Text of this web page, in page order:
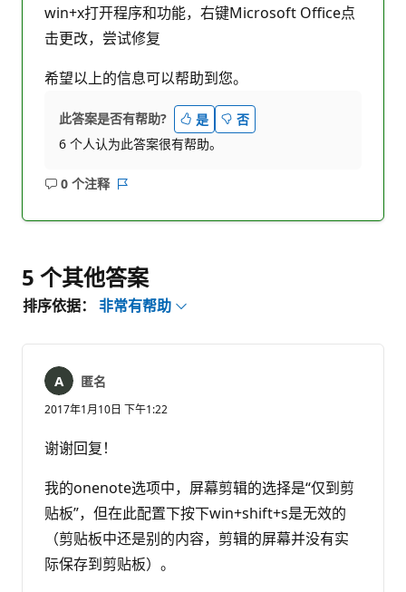
win+x打开程序和功能，右键Microsoft Office点
击更改，尝试修复
希望以上的信息可以帮助到您。
此答案是否有帮助? 是
否
6 个人认为此答案很有帮助。
0 个注释
无
5 个其他答案
排序依据： 非常有帮助
匿名
2017年1月10日 下午1:22
谢谢回复！
我的onenote选项中，屏幕剪辑的选择是“仅到剪
贴板”，但在此配置下按下win+shift+s是无效的
（剪贴板中还是别的内容，剪辑的屏幕并没有实
际保存到剪贴板）。